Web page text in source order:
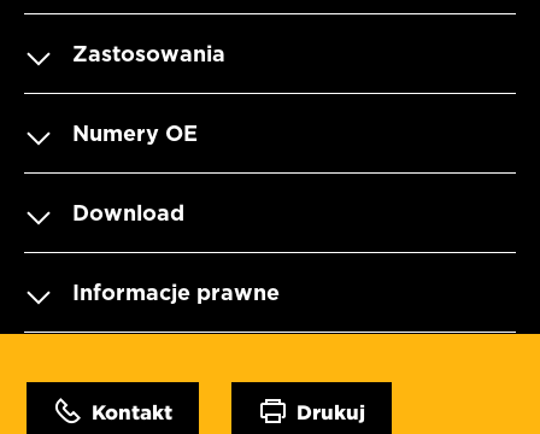
Zastosowania
Numery OE
Download
Informacje prawne
Kontakt Drukuj